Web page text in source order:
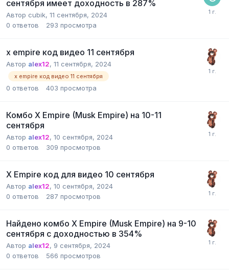
сентября имеет доходность в 287%
Автор cubik, 11 сентября, 2024
0 ответов 293 просмотра
x empire код видео 11 сентября
Автор alex12, 11 сентября, 2024
x empire код видео 11 сентября
0 ответов 403 просмотра
Комбо X Empire (Musk Empire) на 10-11
сентября
Автор alex12, 10 сентября, 2024
0 ответов 309 просмотров
X Empire код для видео 10 сентября
Автор alex12, 10 сентября, 2024
0 ответов 287 просмотров
Найдено комбо X Empire (Musk Empire) на 9-10
сентября с доходностью в 354%
Автор alex12, 9 сентября, 2024
0 ответов 566 просмотров